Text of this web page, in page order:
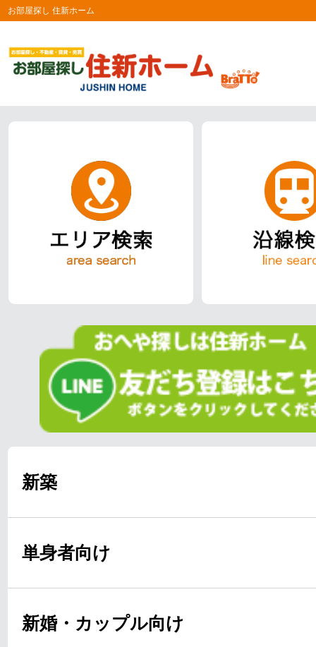
お部屋探し 住新ホーム
新築
単身者向け
新婚・カップル向け